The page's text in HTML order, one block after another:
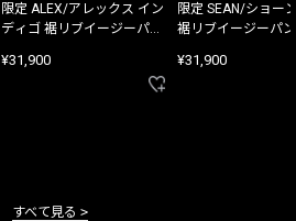
限定 ALEX/アレックス イン
ディゴ 裾リブイージーパン
¥31,900
限定 SEAN/ショー
裾リブイージーパ
¥31,900
すべて見る